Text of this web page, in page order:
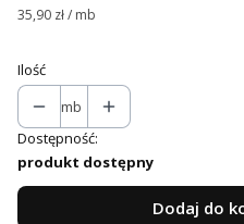
35,90 zł / mb
Ilość
mb
Dostępność:
produkt dostępny
Dodaj do